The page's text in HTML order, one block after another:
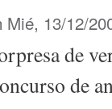
Mié, 13/12/
de
de